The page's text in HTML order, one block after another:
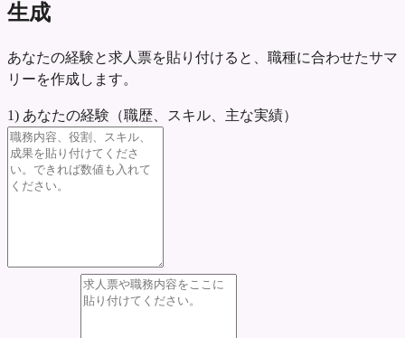
生成
あなたの経験と求人票を貼り付けると、職種に合わせたサマ
リーを作成します。
1) あなたの経験（職歴、スキル、主な実績）